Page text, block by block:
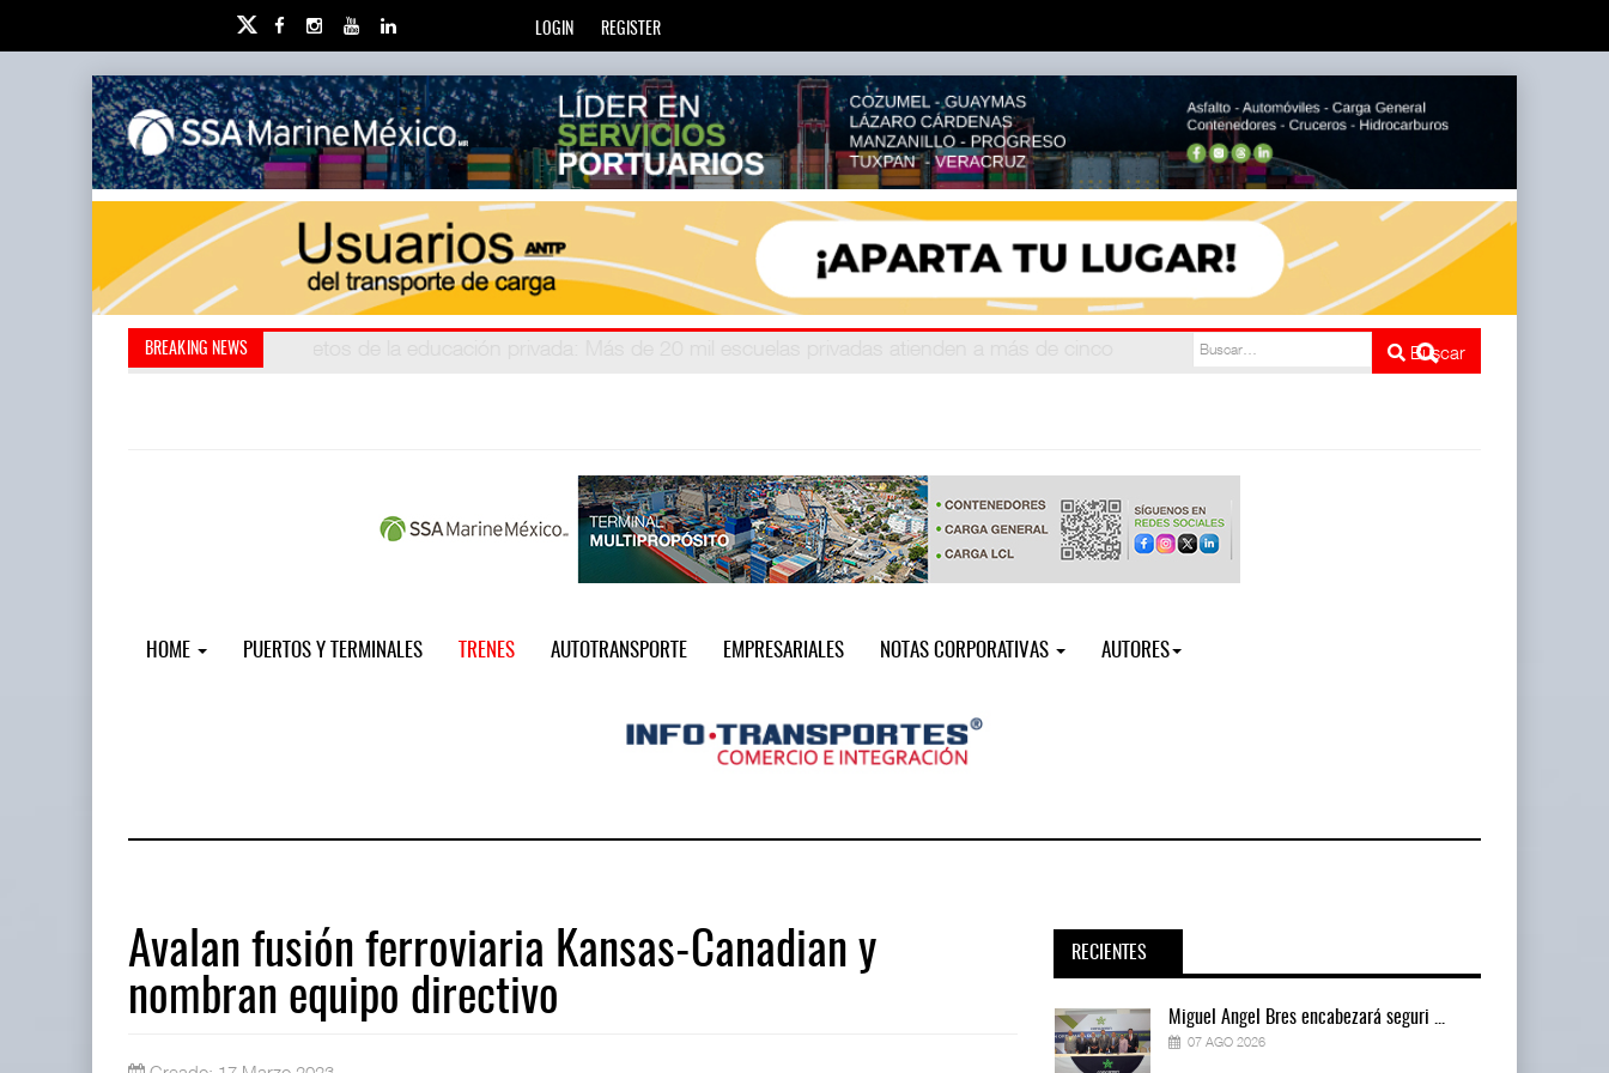
LOGIN REGISTER
BREAKING NEWS Buscar
HOME PUERTOS Y TERMINALES TRENES AUTOTRANSPORTE EMPRESARIALES NOTAS CORPORATIVAS AUTORES
Avalan fusión ferroviaria Kansas-Canadian y
nombran equipo directivo
RECIENTES
Miguel Ángel Bres encabezará seguri ... Miguel Ángel Bres encabezará seguri ...
07 AGO 2026